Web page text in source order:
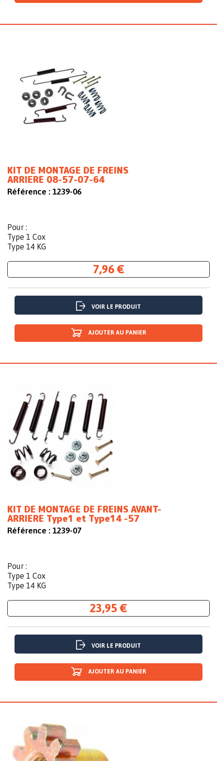
KIT DE MONTAGE DE FREINS
ARRIERE 08-57-07-64
Référence : 1239-06
Pour :
Type 1 Cox
Type 14 KG
7,96 €
VOIR LE PRODUIT
AJOUTER AU PANIER
KIT DE MONTAGE DE FREINS AVANT-
ARRIERE Type1 et Type14 -57
Référence : 1239-07
Pour :
Type 1 Cox
Type 14 KG
23,95 €
VOIR LE PRODUIT
AJOUTER AU PANIER